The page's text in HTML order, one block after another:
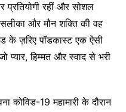
प्रतियोगी रहीं और सोशल
सलीका और मौन शक्ति की वह
के ज़रिए पॉडकास्ट एक ऐसी
प्यार, हिम्मत और स्वाद से भरी
कोविड-19 महामारी के दौरान